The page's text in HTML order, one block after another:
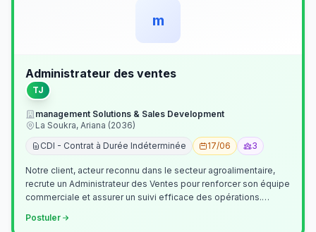
m
Administrateur des ventes
TJ
management Solutions & Sales Development
La Soukra, Ariana (2036)
CDI - Contrat à Durée Indéterminée
17/06 3
Notre client, acteur reconnu dans le secteur agroalimentaire,
recrute un Administrateur des Ventes pour renforcer son équipe
commerciale et assurer un suivi efficace des opérations.
Postuler